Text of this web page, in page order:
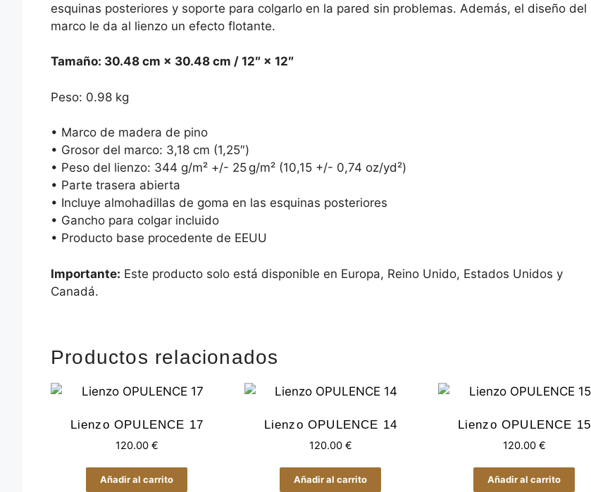
esquinas posteriores y soporte para colgarlo en la pared sin problemas. Además, el diseño del
marco le da al lienzo un efecto flotante.
Tamaño: 30.48 cm × 30.48 cm / 12″ × 12″
Peso: 0.98 kg
• Marco de madera de pino
• Grosor del marco: 3,18 cm (1,25″)
• Peso del lienzo: 344 g/m² +/- 25 g/m² (10,15 +/- 0,74 oz/yd²)
• Parte trasera abierta
• Incluye almohadillas de goma en las esquinas posteriores
• Gancho para colgar incluido
• Producto base procedente de EEUU
Importante: Este producto solo está disponible en Europa, Reino Unido, Estados Unidos y
Canadá.
Productos relacionados
Lienzo OPULENCE 17
120.00 €
Añadir al carrito
Lienzo OPULENCE 14
120.00 €
Añadir al carrito
Lienzo OPULENCE 15
120.00 €
Añadir al carrito